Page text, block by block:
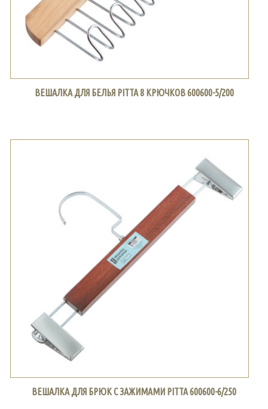
ВЕШАЛКА ДЛЯ БЕЛЬЯ PITTA 8 КРЮЧКОВ 600600-5/200
ВЕШАЛКА ДЛЯ БРЮК С ЗАЖИМАМИ PITTA 600600-6/250